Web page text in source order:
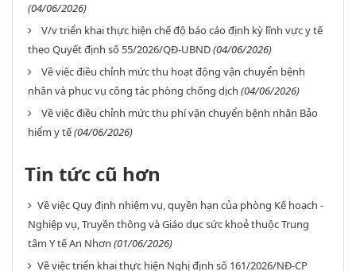
(04/06/2026)
V/v triển khai thực hiện chế độ báo cáo định kỳ lĩnh vực y tế
theo Quyết định số 55/2026/QĐ-UBND(04/06/2026)
Về việc điều chỉnh mức thu hoạt động vận chuyển bệnh
nhân và phục vụ công tác phòng chống dịch (04/06/2026)
Về việc điều chỉnh mức thu phí vận chuyển bệnh nhân Bảo
hiểm y tế(04/06/2026)
Tin tức cũ hơn
Về việc Quy định nhiệm vụ, quyền hạn của phòng Kế hoạch -
Nghiệp vụ, Truyền thông và Giáo dục sức khoẻ thuộc Trung
tâm Y tế An Nhơn (01/06/2026)
Về việc triển khai thực hiện Nghị định số 161/2026/NĐ-CP